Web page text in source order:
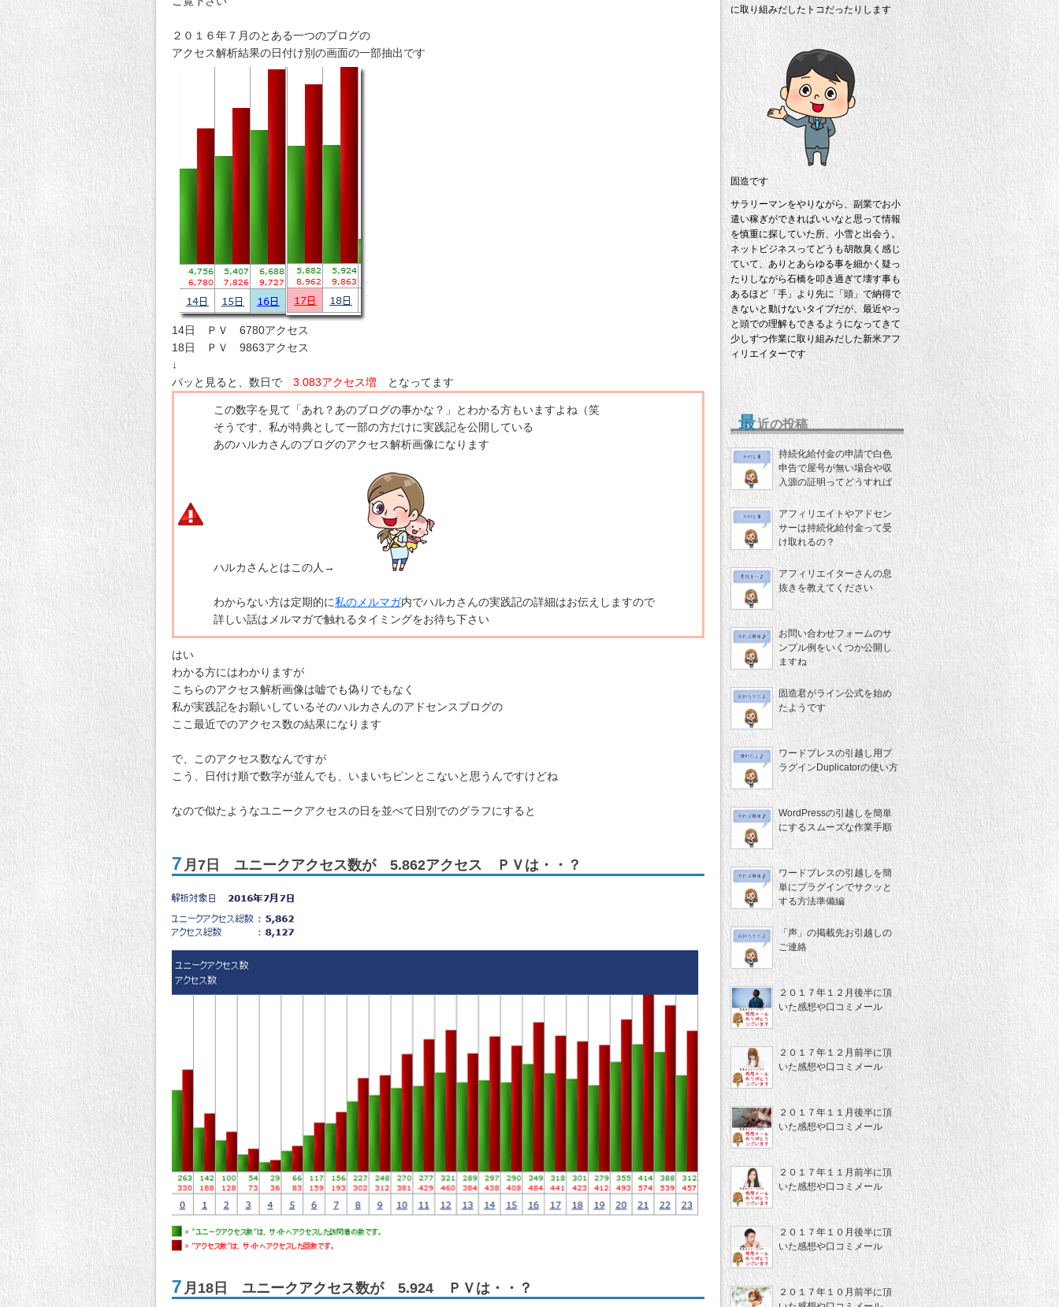
２０１６年７月のとある一つのブログの
アクセス解析結果の日付け別の画面の一部抽出です
14日 ＰＶ 6780アクセス
18日 ＰＶ 9863アクセス
↓
パッと見ると、数日で 3.083アクセス増 となってます
この数字を見て「あれ？あのブログの事かな？」とわかる方もいますよね（笑
そうです、私が特典として一部の方だけに実践記を公開している
あのハルカさんのブログのアクセス解析画像になります
ハルカさんとはこの人→
わからない方は定期的に私のメルマガ内でハルカさんの実践記の詳細はお伝えしますので
詳しい話はメルマガで触れるタイミングをお待ち下さい
はい
わかる方にはわかりますが
こちらのアクセス解析画像は嘘でも偽りでもなく
私が実践記をお願いしているそのハルカさんのアドセンスブログの
ここ最近でのアクセス数の結果になります
で、このアクセス数なんですが
こう、日付け順で数字が並んでも、いまいちピンとこないと思うんですけどね
なので似たようなユニークアクセスの日を並べて日別でのグラフにすると
7 月7日 ユニークアクセス数が 5.862アクセス ＰＶは・・？
7 月18日 ユニークアクセス数が 5.924 ＰＶは・・？
に取り組みだしたトコだったりします
固造です
サラリーマンをやりながら、副業でお小
遣い稼ぎができればいいなと思って情報
を慎重に探していた所、小雪と出会う。
ネットビジネスってどうも胡散臭く感じ
ていて、ありとあらゆる事を細かく疑っ
たりしながら石橋を叩き過ぎて壊す事も
あるほど「手」より先に「頭」で納得で
きないと動けないタイプだが、最近やっ
と頭での理解もできるようになってきて
少しずつ作業に取り組みだした新米アフ
ィリエイターです
最近の投稿
持続化給付金の申請で白色
申告で屋号が無い場合や収
入源の証明ってどうすれば
いいの？
アフィリエイトやアドセン
サーは持続化給付金って受
け取れるの？
アフィリエイターさんの息
抜きを教えてください
お問い合わせフォームのサ
ンプル例をいくつか公開し
ますね
固造君がライン公式を始め
たようです
ワードプレスの引越し用プ
ラグインDuplicatorの使い方
WordPressの引越しを簡単
にするスムーズな作業手順
ワードプレスの引越しを簡
単にプラグインでサクッと
する方法準備編
「声」の掲載先お引越しの
ご連絡
２０１７年１２月後半に頂
いた感想や口コミメール
２０１７年１２月前半に頂
いた感想や口コミメール
２０１７年１１月後半に頂
いた感想や口コミメール
２０１７年１１月前半に頂
いた感想や口コミメール
２０１７年１０月後半に頂
いた感想や口コミメール
２０１７年１０月前半に頂